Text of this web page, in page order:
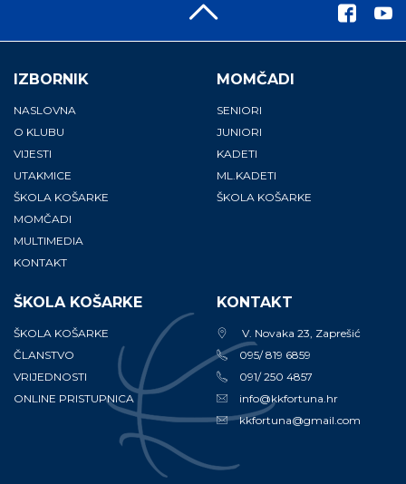
IZBORNIK
NASLOVNA
O KLUBU
VIJESTI
UTAKMICE
ŠKOLA KOŠARKE
MOMČADI
MULTIMEDIA
KONTAKT
MOMČADI
SENIORI
JUNIORI
KADETI
ML.KADETI
ŠKOLA KOŠARKE
ŠKOLA KOŠARKE
ŠKOLA KOŠARKE
ČLANSTVO
VRIJEDNOSTI
ONLINE PRISTUPNICA
KONTAKT
V. Novaka 23, Zaprešić
095/ 819 6859
091/ 250 4857
info@kkfortuna.hr
kkfortuna@gmail.com